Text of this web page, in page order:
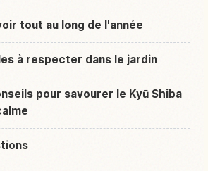
tout au long de l'année
à respecter dans le jardin
pour savourer le Kyū Shiba